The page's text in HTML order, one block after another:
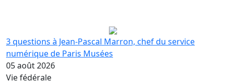
3 questions à Jean-Pascal Marron, chef du service
numérique de Paris Musées
05 août 2026
Vie fédérale